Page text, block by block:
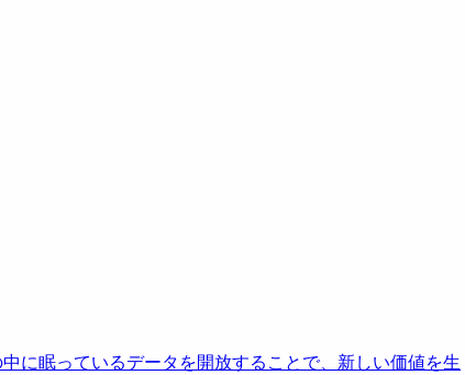
中に眠っているデータを開放することで、新しい価値を生